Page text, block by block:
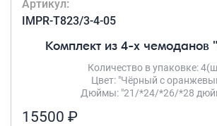
Артикул:
IMPR-T823/3-4-05
Комплект из 4-х чемоданов
Количество в упаковке:
Цвет: "Чёрный с
Дюймы: "21/*24/*26/*28
15500 ₽